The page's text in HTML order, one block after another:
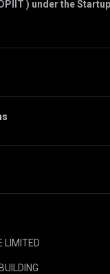
) under the Startup
LIMITED